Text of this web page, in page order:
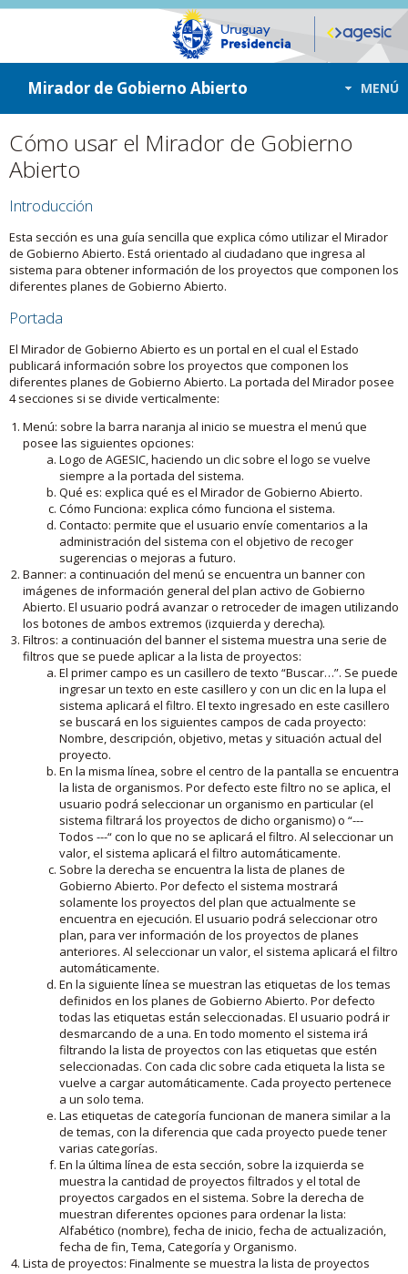
ir a contenido
ir al menú
Mirador de Gobierno Abierto MENÚ
Cómo usar el Mirador de Gobierno
Abierto
Introducción
Esta sección es una guía sencilla que explica cómo utilizar el Mirador
de Gobierno Abierto. Está orientado al ciudadano que ingresa al
sistema para obtener información de los proyectos que componen los
diferentes planes de Gobierno Abierto.
Portada
El Mirador de Gobierno Abierto es un portal en el cual el Estado
publicará información sobre los proyectos que componen los
diferentes planes de Gobierno Abierto. La portada del Mirador posee
4 secciones si se divide verticalmente:
Menú: sobre la barra naranja al inicio se muestra el menú que
posee las siguientes opciones:
Logo de AGESIC, haciendo un clic sobre el logo se vuelve
siempre a la portada del sistema.
Qué es: explica qué es el Mirador de Gobierno Abierto.
Cómo Funciona: explica cómo funciona el sistema.
Contacto: permite que el usuario envíe comentarios a la
administración del sistema con el objetivo de recoger
sugerencias o mejoras a futuro.
Banner: a continuación del menú se encuentra un banner con
imágenes de información general del plan activo de Gobierno
Abierto. El usuario podrá avanzar o retroceder de imagen utilizando
los botones de ambos extremos (izquierda y derecha).
Filtros: a continuación del banner el sistema muestra una serie de
filtros que se puede aplicar a la lista de proyectos:
El primer campo es un casillero de texto “Buscar…”. Se puede
ingresar un texto en este casillero y con un clic en la lupa el
sistema aplicará el filtro. El texto ingresado en este casillero
se buscará en los siguientes campos de cada proyecto:
Nombre, descripción, objetivo, metas y situación actual del
proyecto.
En la misma línea, sobre el centro de la pantalla se encuentra
la lista de organismos. Por defecto este filtro no se aplica, el
usuario podrá seleccionar un organismo en particular (el
sistema filtrará los proyectos de dicho organismo) o “---
Todos ---“ con lo que no se aplicará el filtro. Al seleccionar un
valor, el sistema aplicará el filtro automáticamente.
Sobre la derecha se encuentra la lista de planes de
Gobierno Abierto. Por defecto el sistema mostrará
solamente los proyectos del plan que actualmente se
encuentra en ejecución. El usuario podrá seleccionar otro
plan, para ver información de los proyectos de planes
anteriores. Al seleccionar un valor, el sistema aplicará el filtro
automáticamente.
En la siguiente línea se muestran las etiquetas de los temas
definidos en los planes de Gobierno Abierto. Por defecto
todas las etiquetas están seleccionadas. El usuario podrá ir
desmarcando de a una. En todo momento el sistema irá
filtrando la lista de proyectos con las etiquetas que estén
seleccionadas. Con cada clic sobre cada etiqueta la lista se
vuelve a cargar automáticamente. Cada proyecto pertenece
a un solo tema.
Las etiquetas de categoría funcionan de manera similar a la
de temas, con la diferencia que cada proyecto puede tener
varias categorías.
En la última línea de esta sección, sobre la izquierda se
muestra la cantidad de proyectos filtrados y el total de
proyectos cargados en el sistema. Sobre la derecha de
muestran diferentes opciones para ordenar la lista:
Alfabético (nombre), fecha de inicio, fecha de actualización,
fecha de fin, Tema, Categoría y Organismo.
Lista de proyectos: Finalmente se muestra la lista de proyectos